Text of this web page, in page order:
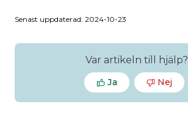
Senast uppdaterad: 2024-10-23
Var artikeln till hjälp?
Nej
Ja